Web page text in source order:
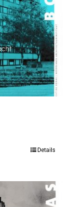
Details